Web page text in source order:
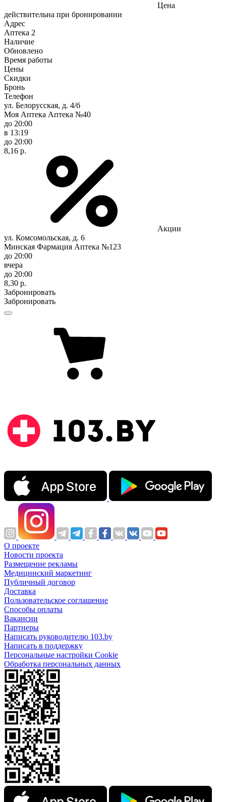
Цена
действительна при бронировании
Адрес
Аптека 2
Наличие
Обновлено
Время работы
Цены
Скидки
Бронь
Телефон
ул. Белорусская, д. 4/б
Моя Аптека Аптека №40
до 20:00
в 13:19
до 20:00
8,16 р.
Акции
ул. Комсомольская, д. 6
Минская Фармация Аптека №123
до 20:00
вчера
до 20:00
8,30 р.
Забронировать
Забронировать
О проекте
Новости проекта
Размещение рекламы
Медицинский маркетинг
Публичный договор
Доставка
Пользовательское соглашение
Способы оплаты
Вакансии
Партнеры
Написать руководителю 103.by
Написать в поддержку
Персональные настройки Cookie
Обработка персональных данных